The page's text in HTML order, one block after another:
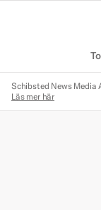
Schibsted News Media
Läs mer här